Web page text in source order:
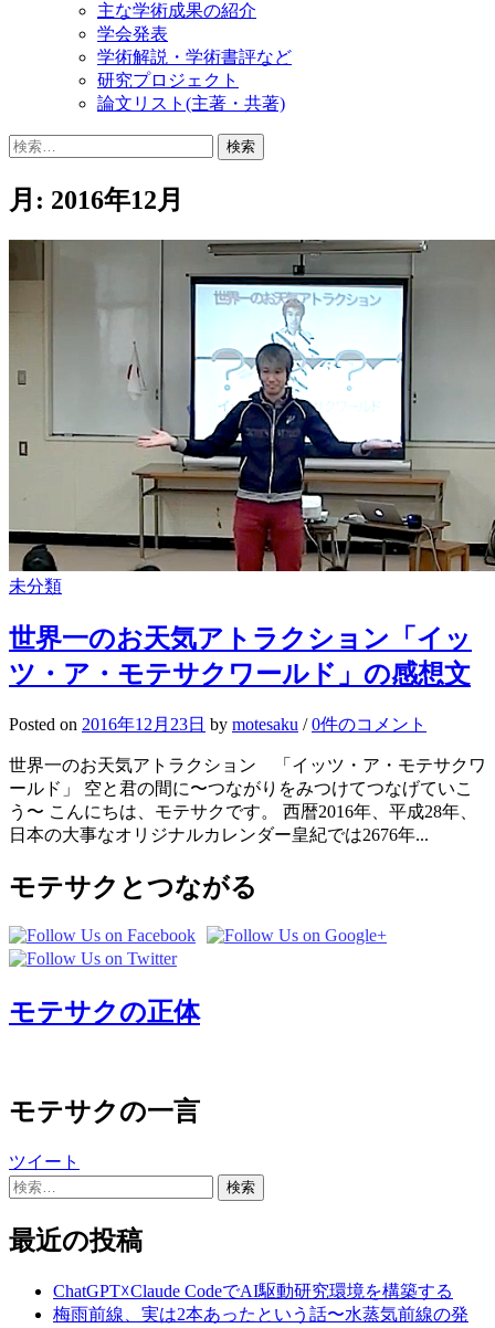
主な学術成果の紹介
学会発表
学術解説・学術書評など
研究プロジェクト
論文リスト(主著・共著)
検
月: 2016年12月
未分類
世界一のお天気アトラクション「イッ
ツ・ア・モテサクワールド」の感想文
Posted on 2016年12月23日 by motesaku /0件のコメント
世界一のお天気アトラクション 「イッツ・ア・モテサクワ
ールド」 空と君の間に〜つながりをみつけてつなげていこ
う〜 こんにちは、モテサクです。 西暦2016年、平成28年、
日本の大事なオリジナルカレンダー皇紀では2676年...
モテサクとつながる
モテサクの正体
モテサクの一言
ツイート
検
最近の投稿
ChatGPT☓Claude CodeでAI駆動研究環境を構築する
梅雨前線、実は2本あったという話〜水蒸気前線の発